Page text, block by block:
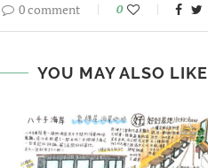
0 comment 0
YOU MAY ALSO LIKE